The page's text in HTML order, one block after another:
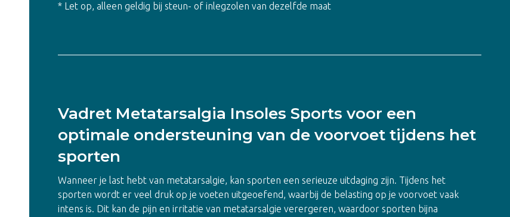
* Let op, alleen geldig bij steun- of inlegzolen van dezelfde maat
Vadret Metatarsalgia Insoles Sports voor een
optimale ondersteuning van de voorvoet tijdens het
sporten
Wanneer je last hebt van metatarsalgie, kan sporten een serieuze uitdaging zijn. Tijdens het
sporten wordt er veel druk op je voeten uitgeoefend, waarbij de belasting op je voorvoet vaak
intens is. Dit kan de pijn en irritatie van metatarsalgie verergeren, waardoor sporten bijna